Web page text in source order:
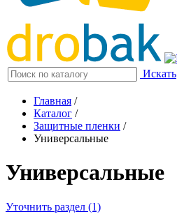
Искать
Главная /
Каталог /
Защитные пленки /
Универсальные
Универсальные
Уточнить раздел (1)